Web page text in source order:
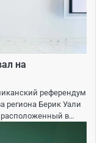
на
референдум
региона Берик Уали
расположенный в…